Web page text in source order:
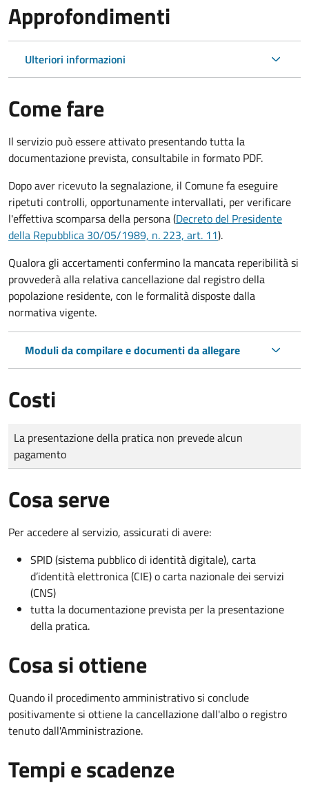
Approfondimenti
Ulteriori informazioni
Come fare
Il servizio può essere attivato presentando tutta la
documentazione prevista, consultabile in formato PDF.
Dopo aver ricevuto la segnalazione, il Comune fa eseguire
ripetuti controlli, opportunamente intervallati, per verificare
l'effettiva scomparsa della persona (Decreto del Presidente
della Repubblica 30/05/1989, n. 223, art. 11).
Qualora gli accertamenti confermino la mancata reperibilità si
provvederà alla relativa cancellazione dal registro della
popolazione residente, con le formalità disposte dalla
normativa vigente.
Moduli da compilare e documenti da allegare
Costi
Tipo di pagamento
Importo
La presentazione della pratica non prevede alcun
pagamento
Cosa serve
Per accedere al servizio, assicurati di avere:
SPID (sistema pubblico di identità digitale), carta
d’identità elettronica (CIE) o carta nazionale dei servizi
(CNS)
tutta la documentazione prevista per la presentazione
della pratica.
Cosa si ottiene
Quando il procedimento amministrativo si conclude
positivamente si ottiene la cancellazione dall'albo o registro
tenuto dall'Amministrazione.
Tempi e scadenze